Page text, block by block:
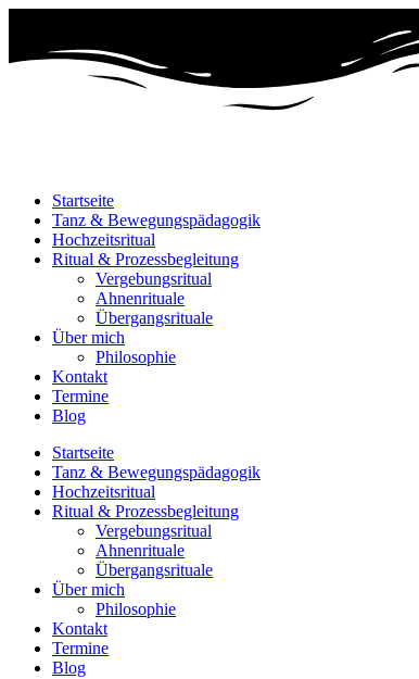
Startseite
Tanz & Bewegungspädagogik
Hochzeitsritual
Ritual & Prozessbegleitung
Vergebungsritual
Ahnenrituale
Übergangsrituale
Über mich
Philosophie
Kontakt
Termine
Blog
Startseite
Tanz & Bewegungspädagogik
Hochzeitsritual
Ritual & Prozessbegleitung
Vergebungsritual
Ahnenrituale
Übergangsrituale
Über mich
Philosophie
Kontakt
Termine
Blog